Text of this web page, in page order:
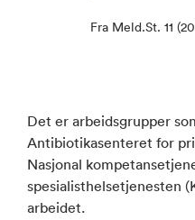
Fra Meld.St. 11
Det er arbeidsgrupper
Antibiotikasenteret for
Nasjonal
spesialisthelsetjenesten
arbeidet.